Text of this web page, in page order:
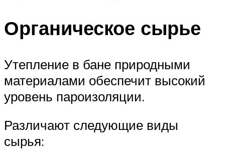
Органическое сырье
Утепление в бане природными
материалами обеспечит высокий
уровень пароизоляции.
Различают следующие виды
сырья: